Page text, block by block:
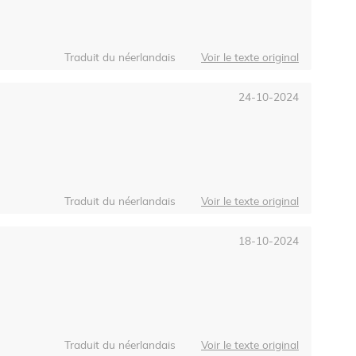
Traduit du néerlandais Voir le texte original
24-10-2024
Traduit du néerlandais Voir le texte original
18-10-2024
Traduit du néerlandais Voir le texte original